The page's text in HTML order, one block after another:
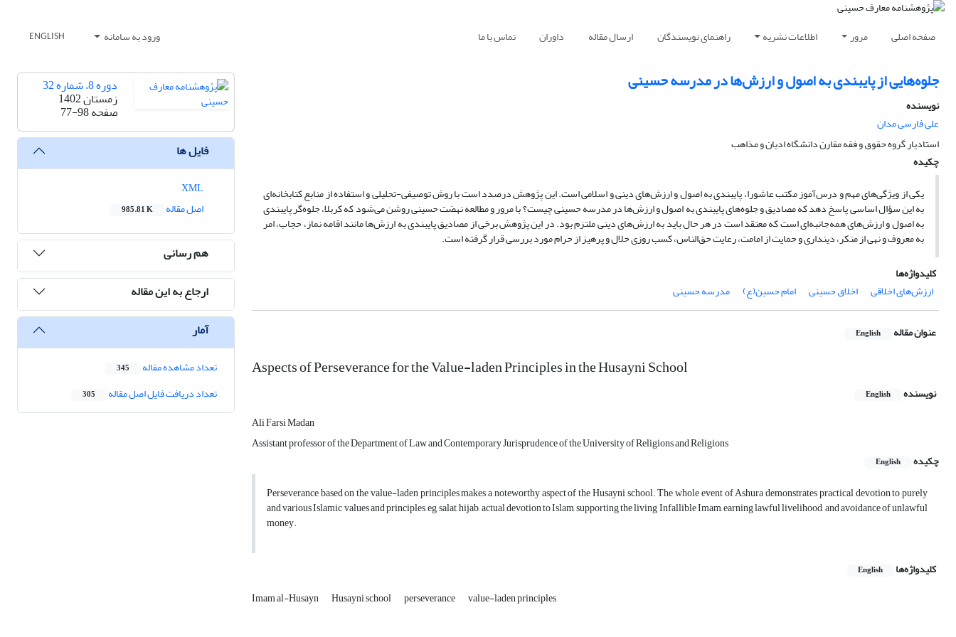
صفحه اصلی مرور اطلاعات نشریه راهنمای نویسندگان ارسال مقاله داوران تماس با ما ورود به سامانه ENGLISH
جلوه‌هایی از پایبندی به اصول و ارزش‌ها در مدرسه حسینی
نویسنده
علی فارسی مدان
استادیار گروه حقوق و فقه مقارن دانشگاه ادیان و مذاهب
چکیده
یکی از ویژگی‌های مهم و درس‌آموز مکتب عاشورا، پایبندی به اصول و ارزش‌های دینی و اسلامی است. این پژوهش درصدد است با روش توصیفی-تحلیلی و استفاده از منابع کتابخانه‌ای
به این سؤال اساسی پاسخ دهد که مصادیق و جلوه‌های پایبندی به اصول و ارزش‌ها در مدرسه حسینی چیست؟ با مرور و مطالعه نهضت حسینی روشن می‌شود که کربلا، جلوه‌گر پایبندی
به اصول و ارزش‌های همه‌جانبه‌ای است که معتقد است در هر حال باید به ارزش‌های دینی ملتزم بود. در این پژوهش برخی از مصادیق پایبندی به ارزش‌ها مانند اقامه نماز، حجاب، امر
به معروف و نهی از منکر، دینداری و حمایت از امامت، رعایت حق‌الناس، کسب روزی حلال و پرهیز از حرام مورد بررسی قرار گرفته است.
کلیدواژه‌ها
ارزش‌های اخلاقی
اخلاق حسینی امام حسین(ع) مدرسه حسینی
عنوان مقاله English
Aspects of Perseverance for the Value-laden Principles in the Husayni School
نویسنده English
Ali Farsi Madan
Assistant professor of the Department of Law and Contemporary Jurisprudence of the University of Religions and Religions
چکیده
English
Perseverance based on the value-laden principles makes a noteworthy aspect of the Husayni school. The whole event of Ashura demonstrates practical devotion to purely
and various Islamic values and principles, eg, salat, hijab, actual devotion to Islam, supporting the living Infallible Imam, earning lawful livelihood, and avoidance of unlawful
money.
کلیدواژه‌ها English
Imam al-Husayn Husayni school perseverance value-laden principles
دوره 8، شماره 32
زمستان 1402
صفحه77-98
فایل ها
اصل مقاله
985.81 K
هم رسانی
ارجاع به این مقاله
آمار
تعداد مشاهده مقاله 345
تعداد دریافت فایل اصل مقاله 305